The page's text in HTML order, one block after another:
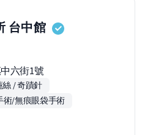
台中館
六街1號
絲 / 奇蹟針
術/無痕眼袋手術